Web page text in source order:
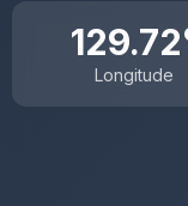
Longitude